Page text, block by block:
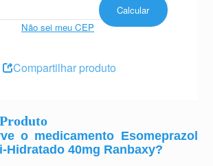
o medicamento Esomeprazol
Hidratado 40mg Ranbaxy?
Não sei meu CEP
Compartilhar produto